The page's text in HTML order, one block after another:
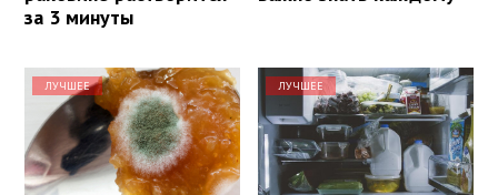
за 3 минуты
ЛУЧШЕЕ ЛУЧШЕЕ